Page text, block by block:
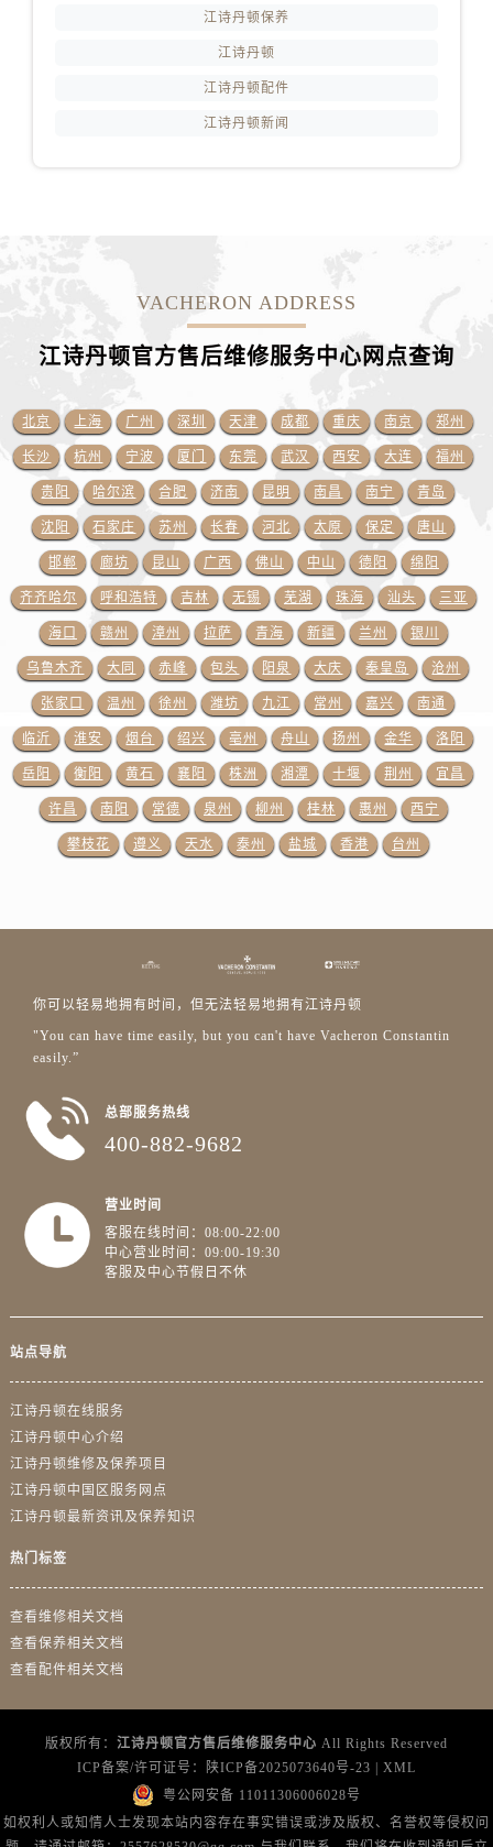
江西省吉安市吉州区井冈山大道江诗丹顿售后服务中心（需提前预约）
江西省九江市浔阳区浔阳路江诗丹顿售后服务中心（需提前预约）
江西省南昌市红谷滩新区红谷中大道998号绿地双子塔（中央广场）A1座办公楼14层1407室江诗丹顿售后服务中心（需提前预约）
江西省萍乡市安源区萍安北大道与康庄路交叉口江诗丹顿售后服务中心（需提前预约）
江西省上饶市信州区滨江西路江诗丹顿售后服务中心（需提前预约）
江西省新余市渝水区北湖西路江诗丹顿售后服务中心（需提前预约）
江西省宜春市袁州区中山中路江诗丹顿售后服务中心（需提前预约）
江西省鹰潭市月湖区胜利东路江诗丹顿售后服务中心（需提前预约）
山东省德州市德城区东风中路江诗丹顿售后服务中心（需提前预约）
山东省东营市东营区济南路江诗丹顿售后服务中心（需提前预约）
山东省济南市历下区经十路11111号华润中心写字楼（万象城）15层1508室江诗丹顿售后服务中心（需提前预约）
山东省济宁市任城区太白楼路江诗丹顿售后服务中心（需提前预约）
山东省莱芜市文化南路8号银座商城名表维修一楼名表维修江诗丹顿售后服务中心（需提前预约）
山东省临沂市兰山区解放路江诗丹顿售后服务中心（需提前预约）
山东省日照市东港区烟台路江诗丹顿售后服务中心（需提前预约）
山东省枣庄市滕州市北辛路与善国路交叉口江诗丹顿售后服务中心（需提前预约）
广东省茂名市电白区水东街道迎宾大道江诗丹顿售后服务中心（需提前预约）
江诗丹顿保养
江诗丹顿
江诗丹顿配件
江诗丹顿新闻
VACHERON ADDRESS
江诗丹顿官方售后维修服务中心网点查询
北京 上海 广州 深圳 天津 成都 重庆 南京 郑州
长沙 杭州 宁波 厦门 东莞 武汉 西安 大连 福州
贵阳 哈尔滨 合肥 济南 昆明 南昌 南宁 青岛
沈阳 石家庄 苏州 长春 河北 太原 保定 唐山
邯郸 廊坊 昆山 广西 佛山 中山 德阳 绵阳
齐齐哈尔 呼和浩特 吉林 无锡 芜湖 珠海 汕头 三亚
海口 赣州 漳州 拉萨 青海 新疆 兰州 银川
乌鲁木齐 大同 赤峰 包头 阳泉 大庆 秦皇岛 沧州
张家口 温州 徐州 潍坊 九江 常州 嘉兴 南通
临沂 淮安 烟台 绍兴 亳州 舟山 扬州 金华 洛阳
岳阳 衡阳 黄石 襄阳 株洲 湘潭 十堰 荆州 宜昌
许昌 南阳 常德 泉州 柳州 桂林 惠州 西宁
攀枝花 遵义 天水 泰州 盐城 香港 台州
你可以轻易地拥有时间，但无法轻易地拥有江诗丹顿
"You can have time easily, but you can't have Vacheron Constantin
easily.”
总部服务热线
400-882-9682
营业时间
客服在线时间：08:00-22:00
中心营业时间：09:00-19:30
客服及中心节假日不休
站点导航
江诗丹顿在线服务
江诗丹顿中心介绍
江诗丹顿维修及保养项目
江诗丹顿中国区服务网点
江诗丹顿最新资讯及保养知识
热门标签
查看维修相关文档
查看保养相关文档
查看配件相关文档
版权所有： 江诗丹顿官方售后维修服务中心 All Rights Reserved
ICP备案/许可证号：
陕ICP备2025073640号-23
XML
粤公网安备 11011306006028号
如权利人或知情人士发现本站内容存在事实错误或涉及版权、名誉权等侵权问